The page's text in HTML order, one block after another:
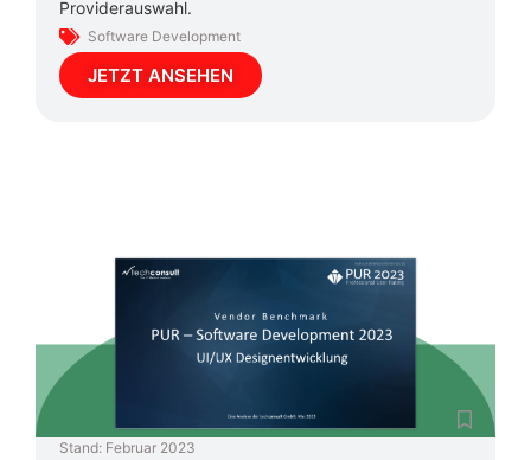
Providerauswahl.
Software Development
JETZT ANSEHEN
Stand: Februar 2023